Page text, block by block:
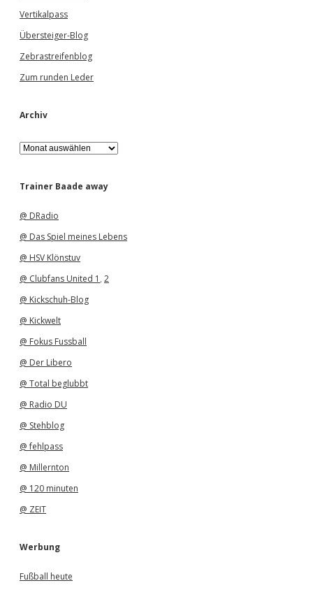
Vertikalpass
Übersteiger-Blog
Zebrastreifenblog
Zum runden Leder
Archiv
A
r
h
Trainer Baade away
@ DRadio
@ Das Spiel meines Lebens
@ HSV Klönstuv
@ Clubfans United 1 , 2
@ Kickschuh-Blog
@ Kickwelt
@ Fokus Fussball
@ Der Libero
@ Total beglubbt
@ Radio DU
@ Stehblog
@ fehlpass
@ Millernton
@ 120 minuten
@ ZEIT
Werbung
Fußball heute